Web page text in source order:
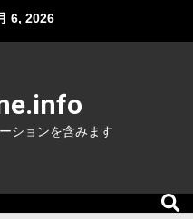
6, 2026
ションを含みます